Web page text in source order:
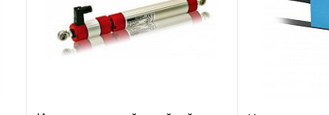
В избранное
Под заказ
В избранное